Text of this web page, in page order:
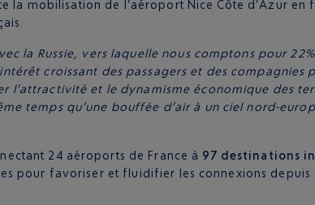
la mobilisation de l’aéroport Nice Côte d’Azur
la Russie, vers laquelle nous comptons pour
croissant des passagers et des compagnies
l’attractivité et le dynamisme économique des
temps qu’une bouffée d’air à un ciel nord-
24 aéroports de France à 97 destinations
pour favoriser et fluidifier les connexions depuis